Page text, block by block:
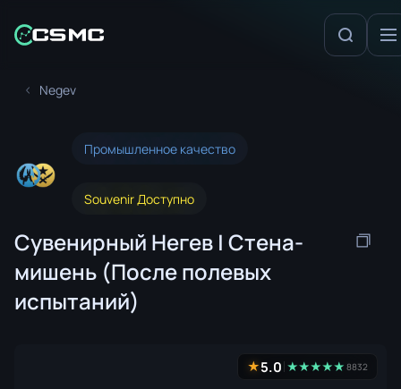
Negev
Промышленное качество
Souvenir Доступно
Сувенирный Негев | Стена-
мишень (После полевых
испытаний)
★5.0 ★★★★★ 8832